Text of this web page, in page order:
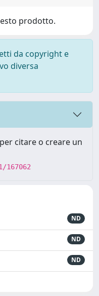
prodotto.
da copyright e
diversa
citare o creare un
ND
ND
ND